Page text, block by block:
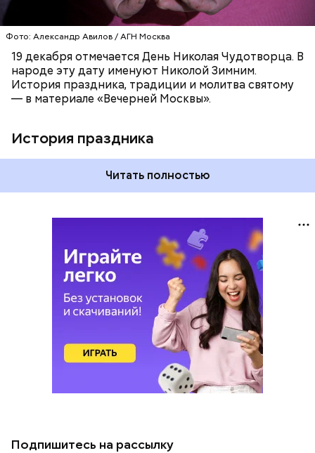
Фото: Александр Авилов / АГН Москва
19 декабря отмечается День Николая Чудотворца. В
народе эту дату именуют Николой Зимним.
История праздника, традиции и молитва святому
— в материале «Вечерней Москвы».
История праздника
Читать полностью
Подпишитесь на рассылку